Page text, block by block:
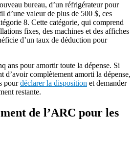
bureau, d’un réfrigérateur pour
d’une valeur de plus de 500 $, ces
8. Cette catégorie, qui comprend
fixes, des machines et des affiches
d’un taux de déduction pour
ans pour amortir toute la dépense. Si
d’avoir complètement amorti la dépense,
pourdéclarer la disposition et demander
restante.
de l’ARC pour les